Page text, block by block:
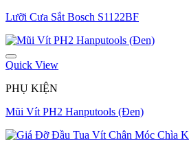
Lưỡi Cưa Sắt Bosch S1122BF
Quick View
PHỤ KIỆN
Mũi Vít PH2 Hanputools (Đen)